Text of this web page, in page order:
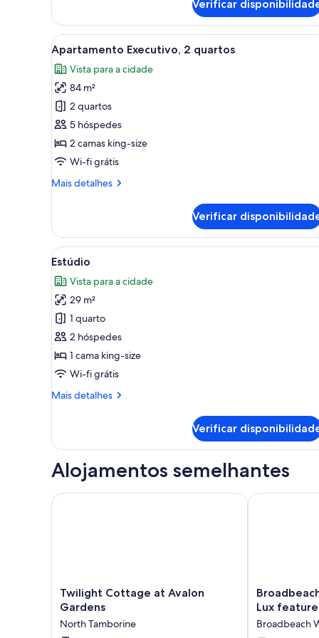
quarto:
Apartamento,
2
quartos
Verificar
Ver
todas
as
imagens
de
Apartamento
Executivo,
2
quartos
Sala de estar moderna com
9
Apartamento Executivo, 2 quartos
Vista para a cidade
84 m²
2 quartos
5 hóspedes
2 camas king-size
Wi-fi grátis
Mais detalhes
Mais
quarto:
Apartamento
Executivo,
quartos
Verificar
Ver
todas
as
imagens
de
Estúdio
Quarto de hotel com cama,
5
Estúdio
Vista para a cidade
29 m²
1 quarto
2 hóspedes
1 cama king-size
Wi-fi grátis
Mais detalhes
Mais
quarto:
Verificar
Alojamentos semelhantes
Twilight
Cottage
Avalon
Twilight Cottage at Avalon
Gardens
North Tamborine
Twilight Cottage at Avalon Gardens
Broadbeach
Tropical
with
Lux
Broadbeach
Broadbeach